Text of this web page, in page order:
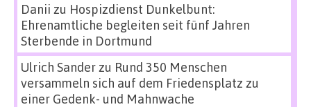
Danii zu Hospizdienst Dunkelbunt:
Ehrenamtliche begleiten seit fünf Jahren
Sterbende in Dortmund
Ulrich Sanderzu Rund 350 Menschen
versammeln sich auf dem Friedensplatz zu
einer Gedenk- und Mahnwache